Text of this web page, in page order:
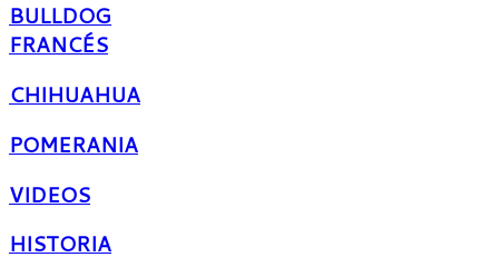
BULLDOG
FRANCÉS
CHIHUAHUA
POMERANIA
VIDEOS
HISTORIA